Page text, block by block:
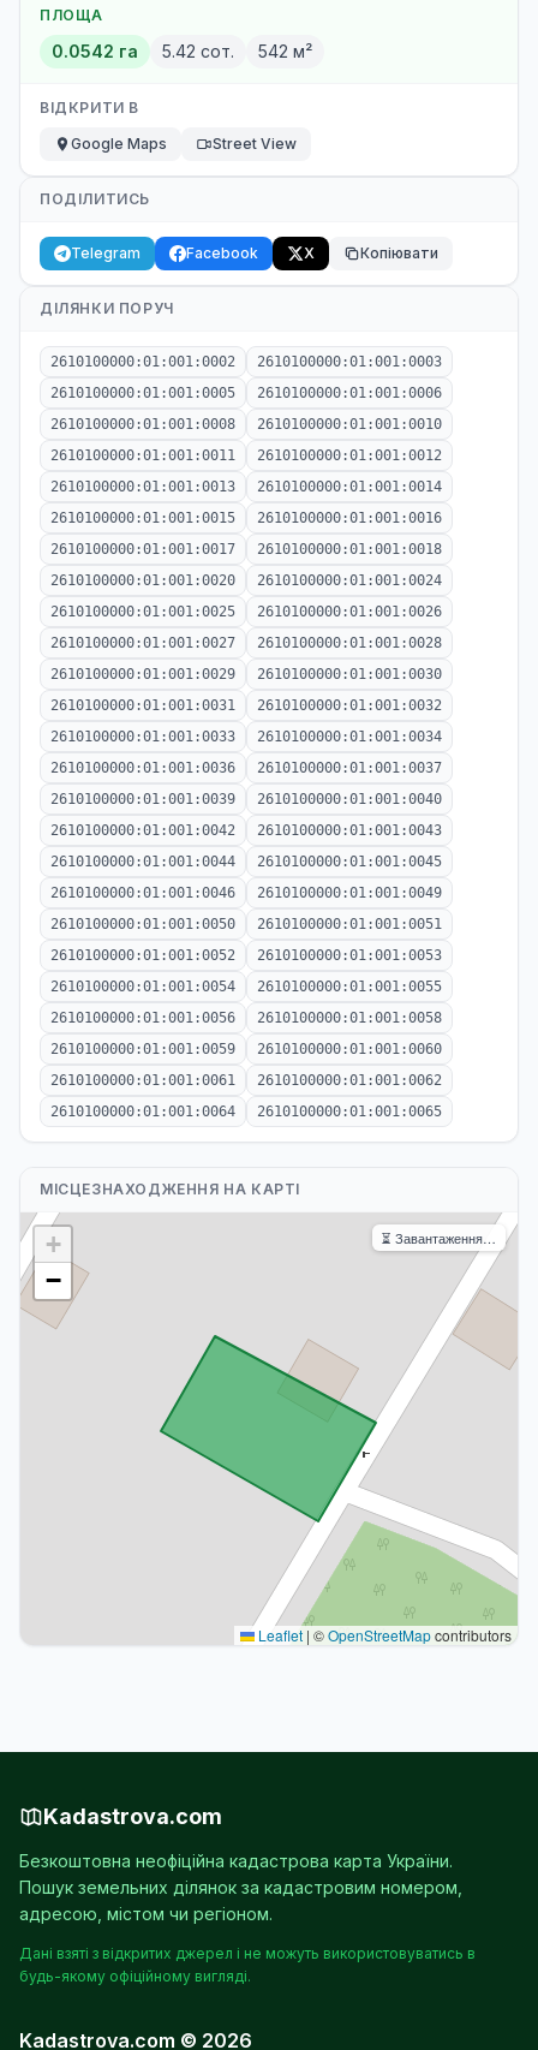
ПЛОЩА
0.0542 га 5.42 сот. 542 м²
ВІДКРИТИ В
Google Maps
Street View
ПОДІЛИТИСЬ
Telegram Facebook X Копіювати
ДІЛЯНКИ ПОРУЧ
2610100000:01:001:0002
2610100000:01:001:0003
2610100000:01:001:0005
2610100000:01:001:0006
2610100000:01:001:0008
2610100000:01:001:0010
2610100000:01:001:0011
2610100000:01:001:0012
2610100000:01:001:0013
2610100000:01:001:0014
2610100000:01:001:0015
2610100000:01:001:0016
2610100000:01:001:0017
2610100000:01:001:0018
2610100000:01:001:0020
2610100000:01:001:0024
2610100000:01:001:0025
2610100000:01:001:0026
2610100000:01:001:0027
2610100000:01:001:0028
2610100000:01:001:0029
2610100000:01:001:0030
2610100000:01:001:0031
2610100000:01:001:0032
2610100000:01:001:0033
2610100000:01:001:0034
2610100000:01:001:0036
2610100000:01:001:0037
2610100000:01:001:0039
2610100000:01:001:0040
2610100000:01:001:0042
2610100000:01:001:0043
2610100000:01:001:0044
2610100000:01:001:0045
2610100000:01:001:0046
2610100000:01:001:0049
2610100000:01:001:0050
2610100000:01:001:0051
2610100000:01:001:0052
2610100000:01:001:0053
2610100000:01:001:0054
2610100000:01:001:0055
2610100000:01:001:0056
2610100000:01:001:0058
2610100000:01:001:0059
2610100000:01:001:0060
2610100000:01:001:0061
2610100000:01:001:0062
2610100000:01:001:0064
2610100000:01:001:0065
МІСЦЕЗНАХОДЖЕННЯ НА КАРТІ
+
−
⏳ Завантаження…
Leaflet | ©OpenStreetMapcontributors
Kadastrova.com
Безкоштовна неофіційна кадастрова карта України.
Пошук земельних ділянок за кадастровим номером,
адресою, містом чи регіоном.
Дані взяті з відкритих джерел і не можуть використовуватись в
будь-якому офіційному вигляді.
Kadastrova.com © 2026